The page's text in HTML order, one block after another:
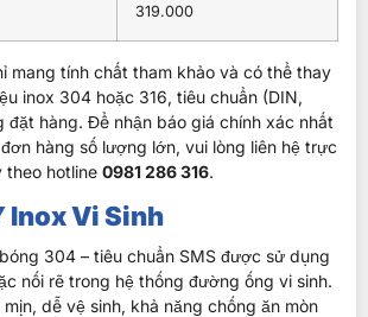
319.000
mang tính chất tham khảo và có thể thay
inox 304 hoặc 316, tiêu chuẩn (DIN,
đặt hàng. Để nhận báo giá chính xác nhất
hàng số lượng lớn, vui lòng liên hệ trực
theo hotline 0981 286 316.
Inox Vi Sinh
304 – tiêu chuẩn SMS được sử dụng
nối rẽ trong hệ thống đường ống vi sinh.
dễ vệ sinh, khả năng chống ăn mòn